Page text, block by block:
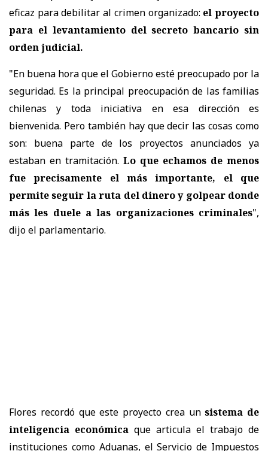
eficaz para debilitar al crimen organizado: el proyecto
para el levantamiento del secreto bancario sin
orden judicial.
"En buena hora que el Gobierno esté preocupado por la
seguridad. Es la principal preocupación de las familias
chilenas y toda iniciativa en esa dirección es
bienvenida. Pero también hay que decir las cosas como
son: buena parte de los proyectos anunciados ya
estaban en tramitación. Lo que echamos de menos
fue precisamente el más importante, el que
permite seguir la ruta del dinero y golpear donde
más les duele a las organizaciones criminales",
dijo el parlamentario.
Flores recordó que este proyecto crea unsistema de
inteligencia económica que articula el trabajo de
instituciones como Aduanas, el Servicio de Impuestos